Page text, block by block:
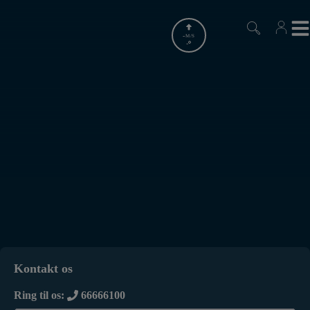
- M/S
-
Kontakt os
Ring til os: 66666100